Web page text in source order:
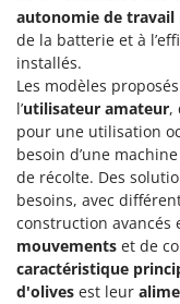
autonomie de travail
de la batterie et à
installés.
Les modèles
l’utilisateur amateur,
pour une utilisation
besoin d’une
de récolte. Des
besoins, avec
construction avancés
mouvements et de
caractéristique
d'olives est leur